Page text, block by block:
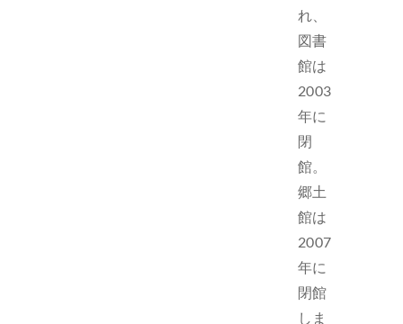
れ、
図書
館は
2003
年に
閉
館。
郷土
館は
2007
年に
閉館
しま